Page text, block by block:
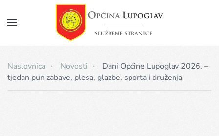
Ova
web
sustav
pristupačnosti.
content
Naslovnica Novosti
Dani Općine Lupoglav 2026. –
tjedan pun zabave, plesa, glazbe, sporta i druženja